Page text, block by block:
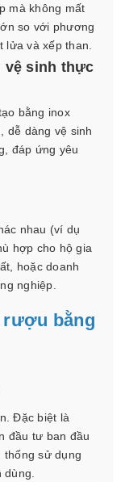
mà không mất
so với phương
lửa và xếp than.
vệ sinh thực
bằng inox
dễ dàng vệ sinh
đáp ứng yêu
nhau (ví dụ
hợp cho hộ gia
hoặc doanh
nghiệp.
rượu bằng
Đặc biệt là
đầu tư ban đầu
thống sử dụng